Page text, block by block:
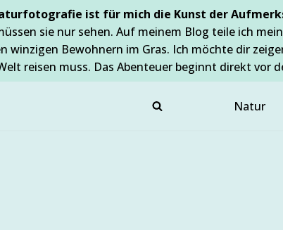
ist für mich die Kunst der
sie nur sehen. Auf meinem Blog teile ich
winzigen Bewohnern im Gras. Ich möchte dir
reisen muss. Das Abenteuer beginnt direkt vor
Natur